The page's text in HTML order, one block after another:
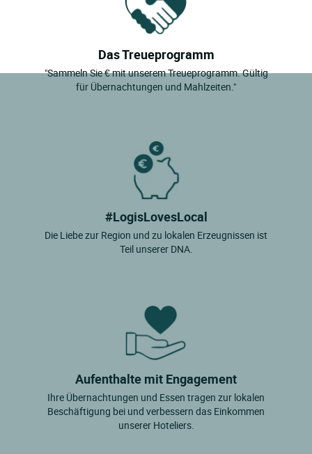
Das Treueprogramm
"Sammeln Sie € mit unserem Treueprogramm. Gültig
für Übernachtungen und Mahlzeiten."
#LogisLovesLocal
Die Liebe zur Region und zu lokalen Erzeugnissen ist
Teil unserer DNA.
Aufenthalte mit Engagement
Ihre Übernachtungen und Essen tragen zur lokalen
Beschäftigung bei und verbessern das Einkommen
unserer Hoteliers.